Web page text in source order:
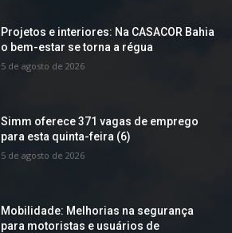
Projetos e interiores: Na CASACOR Bahia
o bem-estar se torna a régua
5 de agosto de 2026
Simm oferece 371 vagas de emprego
para esta quinta-feira (6)
5 de agosto de 2026
Mobilidade: Melhorias na segurança
para motoristas e usuários de